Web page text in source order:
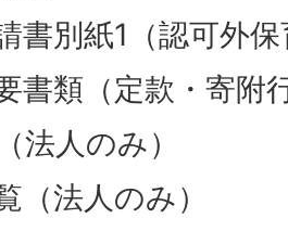
書別紙1（認可外
書類（定款・寄附
法人のみ）
（法人のみ）